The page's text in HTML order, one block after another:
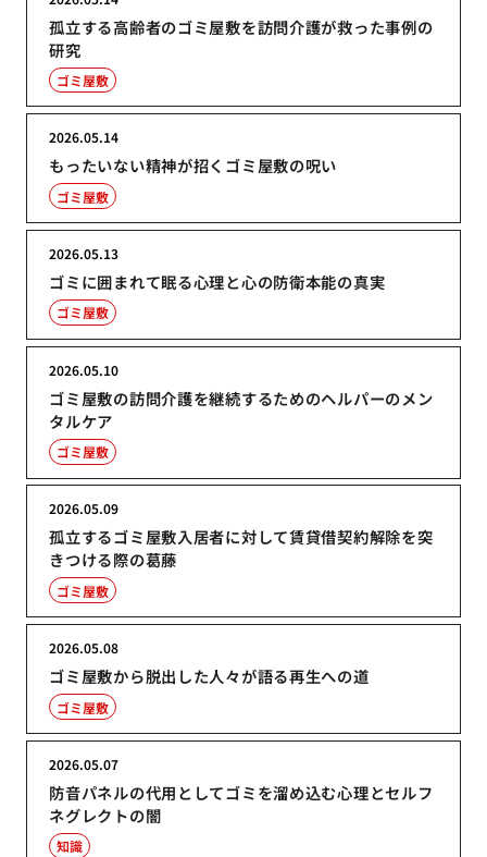
孤立する高齢者のゴミ屋敷を訪問介護が救った事例の
研究
ゴミ屋敷
もったいない精神が招くゴミ屋敷の呪い
2026.05.14
ゴミ屋敷
ゴミに囲まれて眠る心理と心の防衛本能の真実
2026.05.13
ゴミ屋敷
ゴミ屋敷の訪問介護を継続するためのヘルパーのメン
タルケア
2026.05.10
ゴミ屋敷
孤立するゴミ屋敷入居者に対して賃貸借契約解除を突
きつける際の葛藤
2026.05.09
ゴミ屋敷
ゴミ屋敷から脱出した人々が語る再生への道
2026.05.08
ゴミ屋敷
防音パネルの代用としてゴミを溜め込む心理とセルフ
ネグレクトの闇
2026.05.07
知識